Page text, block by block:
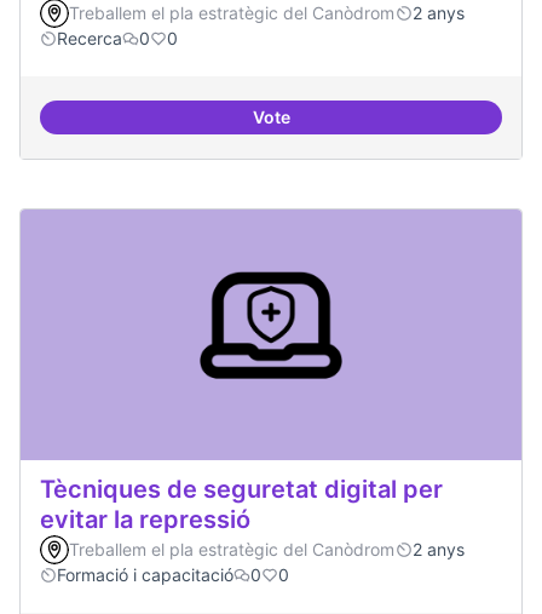
Treballem el pla estratègic del Canòdrom
2 anys
Recerca
0 0
VoteDigitalització de l'administració
Tècniques de seguretat digital per
evitar la repressió
Treballem el pla estratègic del Canòdrom
2 anys
Formació i capacitació
0 0